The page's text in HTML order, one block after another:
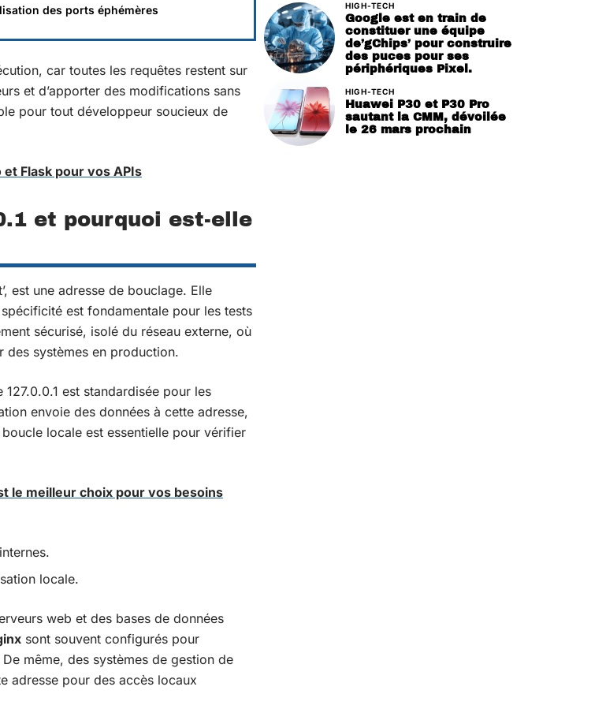
des ports éphémères
car toutes les requêtes restent sur
et d’apporter des modifications sans
pour tout développeur soucieux de
Flask pour vos APIs
et pourquoi est-elle
est une adresse de bouclage. Elle
est fondamentale pour les tests
sécurisé, isolé du réseau externe, où
des systèmes en production.
127.0.0.1 est standardisée pour les
envoie des données à cette adresse,
locale est essentielle pour vérifier
le meilleur choix pour vos besoins
locale.
web et des bases de données
sont souvent configurés pour
même, des systèmes de gestion de
adresse pour des accès locaux
HIGH-TECH
Google est en train de
constituer une équipe
de’gChips’ pour construire
des puces pour ses
périphériques Pixel.
HIGH-TECH
Huawei P30 et P30 Pro
sautant la CMM, dévoilée
le 26 mars prochain